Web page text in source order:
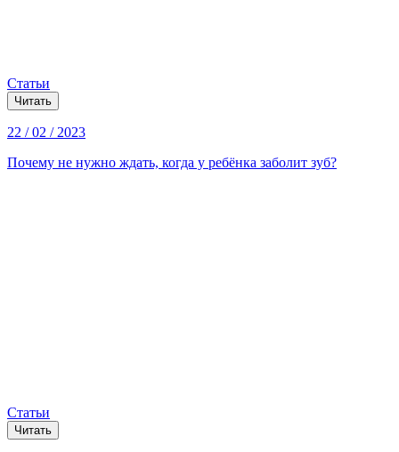
Статьи
Читать
22 / 02 / 2023
Почему не нужно ждать, когда у ребёнка заболит зуб?
Статьи
Читать